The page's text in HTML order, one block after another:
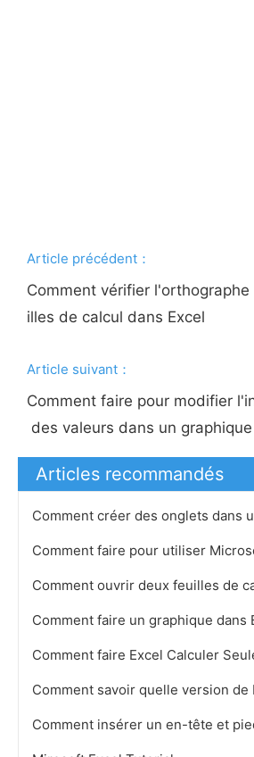
Article précédent：
Comment vérifier
illes de calcul dans Excel
Article suivant：
Comment faire pour modifier
des valeurs dans un graphique
Articles recommandés
Comment faire pour utiliser